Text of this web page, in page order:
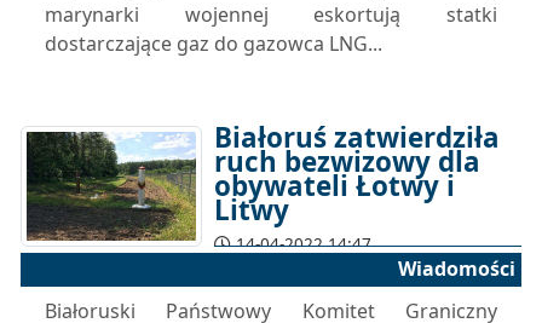
marynarki wojennej eskortują statki
dostarczające gaz do gazowca LNG...
Białoruś zatwierdziła
ruch bezwizowy dla
obywateli Łotwy i
Litwy
14-04-2022 14:47
Wiadomości
Białoruski Państwowy Komitet Graniczny